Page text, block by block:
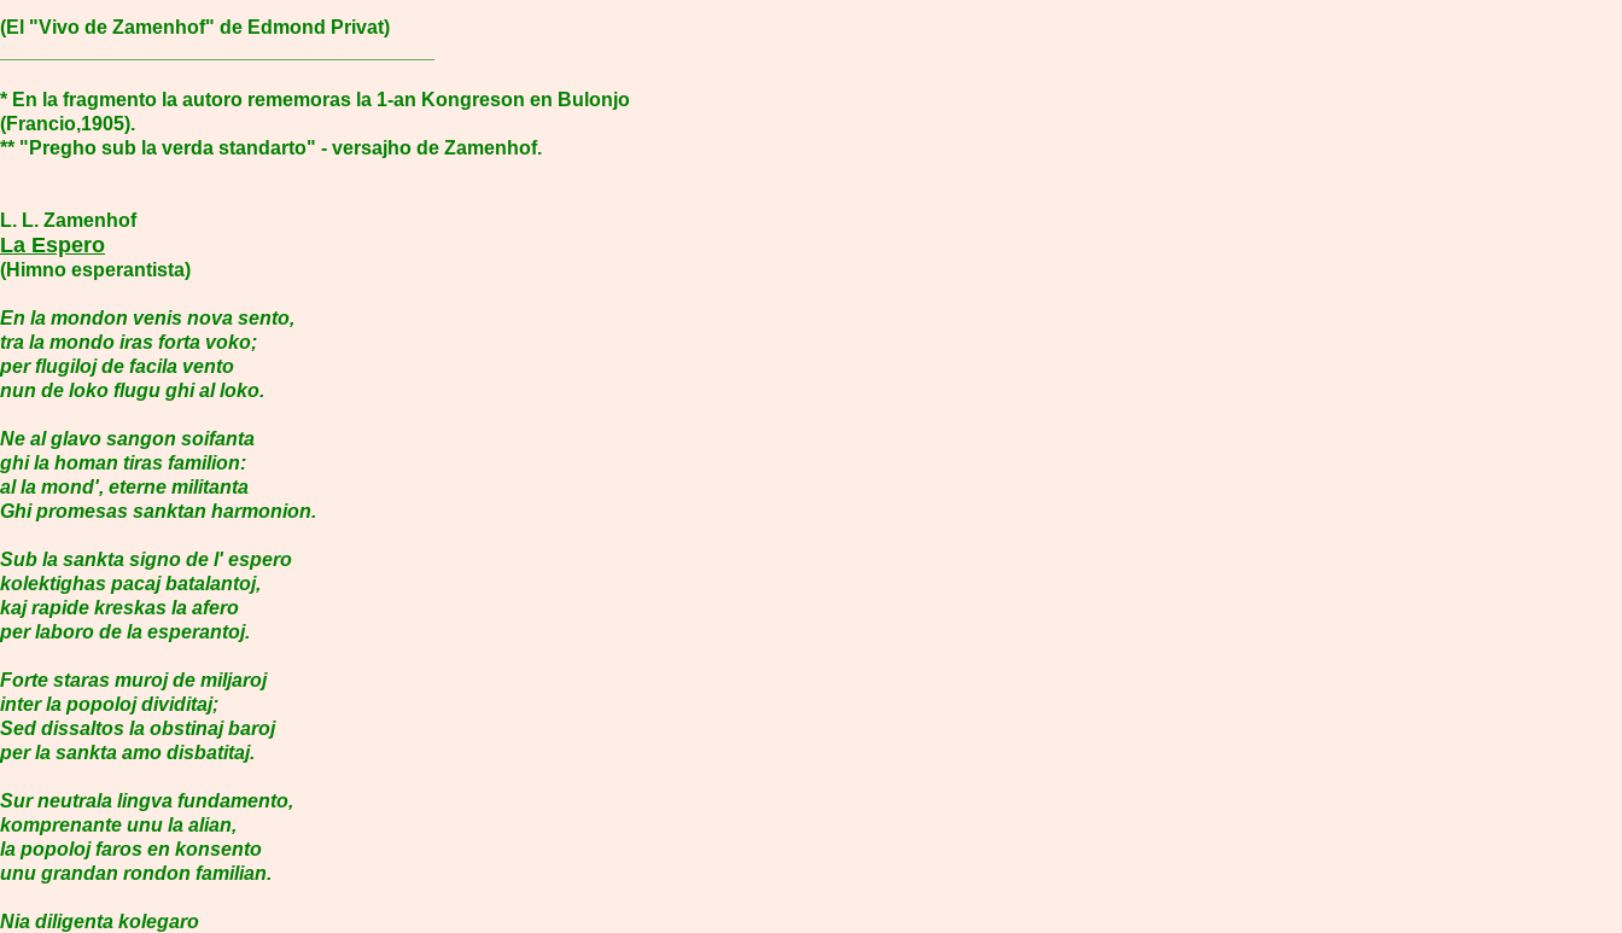
(El "Vivo de Zamenhof" de Edmond Privat)
* En la fragmento la autoro rememoras la 1-an Kongreson en Bulonjo
(Francio,1905).
** "Pregho sub la verda standarto" - versajho de Zamenhof.
L. L. Zamenhof
La Espero
(Himno esperantista)
En la mondon venis nova sento,
tra la mondo iras forta voko;
per flugiloj de facila vento
nun de loko flugu ghi al loko.
Ne al glavo sangon soifanta
ghi la homan tiras familion:
al la mond', eterne militanta
Ghi promesas sanktan harmonion.
Sub la sankta signo de l' espero
kolektighas pacaj batalantoj,
kaj rapide kreskas la afero
per laboro de la esperantoj.
Forte staras muroj de miljaroj
inter la popoloj dividitaj;
Sed dissaltos la obstinaj baroj
per la sankta amo disbatitaj.
Sur neutrala lingva fundamento,
komprenante unu la alian,
la popoloj faros en konsento
unu grandan rondon familian.
Nia diligenta kolegaro